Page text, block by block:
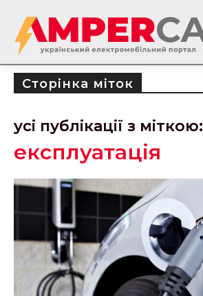
Сторінка міток
усі публікації з міткою:
експлуатація